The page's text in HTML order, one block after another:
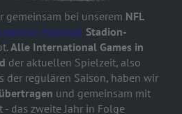
gemeinsam bei unserem NFL
Football Stadion-
Alle International Games in
der aktuellen Spielzeit, also
der regulären Saison, haben wir
und gemeinsam mit
das zweite Jahr in Folge